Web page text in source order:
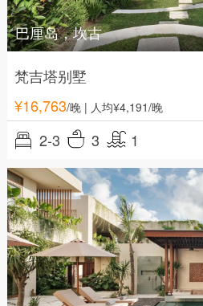
巴厘岛，坎古
梵吉塔别墅
¥16,763/晚| 人均¥4,191/晚
2-3 3 1